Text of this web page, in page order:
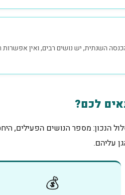
השנתית, יש נושים רבים, ואין אפשרות
לכם?
הנכון: מספר הנושים הפעילים,
עליהם.
💰